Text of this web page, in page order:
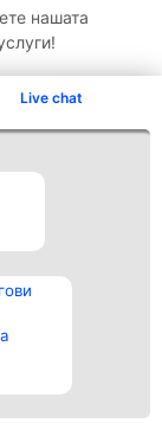
Live chat
нашата